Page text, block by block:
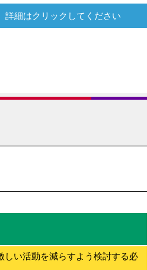
詳細はクリックしてください
い活動を減らすよう検討する必